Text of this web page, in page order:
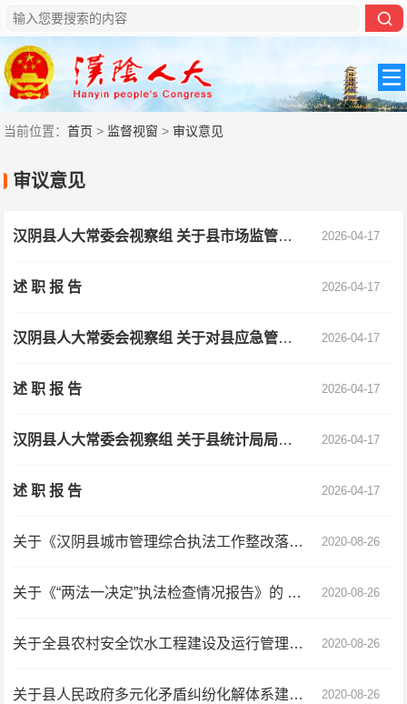
当前位置：首页 > 监督视窗 > 审议意见
审议意见
汉阴县人大常委会视察组 关于县市场监管局局长石良同志 履职情况的视察报告 2026-04-17
述 职 报 告 2026-04-17
汉阴县人大常委会视察组 关于对县应急管理局局长李志鹏履职 情况的视察报告 2026-04-17
述 职 报 告 2026-04-17
汉阴县人大常委会视察组 关于县统计局局长李朝辉履职情况的 视察报告 2026-04-17
述 职 报 告 2026-04-17
关于《汉阴县城市管理综合执法工作整改落实情况的报告》的审议意见 2020-08-26
关于《“两法一决定”执法检查情况报告》的 审议意见 2020-08-26
关于全县农村安全饮水工程建设及运行管理情况报告的审议意见 2020-08-26
关于县人民政府多元化矛盾纠纷化解体系建设工作情况报告的审议意见 2020-08-26